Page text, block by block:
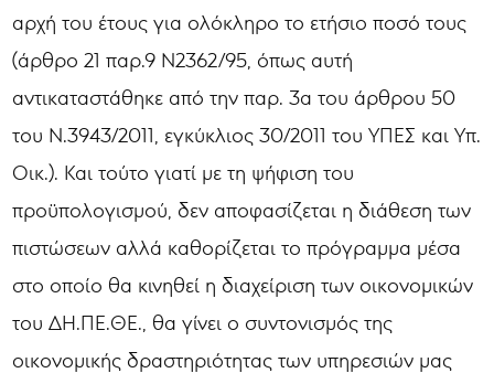
αρχή του έτους για ολόκληρο το ετήσιο ποσό τους
(άρθρο 21 παρ.9 Ν2362/95, όπως αυτή
αντικαταστάθηκε από την παρ. 3α του άρθρου 50
του Ν.3943/2011, εγκύκλιος 30/2011 του ΥΠΕΣ και Υπ.
Οικ.). Και τούτο γιατί με τη ψήφιση του
προϋπολογισμού, δεν αποφασίζεται η διάθεση των
πιστώσεων αλλά καθορίζεται το πρόγραμμα μέσα
στο οποίο θα κινηθεί η διαχείριση των οικονομικών
του ΔΗ.ΠΕ.ΘΕ., θα γίνει ο συντονισμός της
οικονομικής δραστηριότητας των υπηρεσιών μας